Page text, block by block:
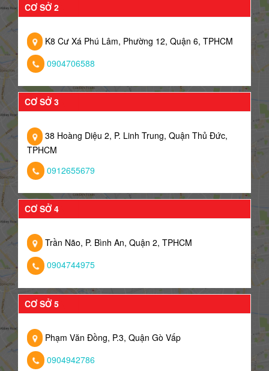
CƠ SỞ 2
K8 Cư Xá Phú Lâm, Phường 12, Quận 6, TPHCM
0904706588
CƠ SỞ 3
38 Hoàng Diệu 2, P. Linh Trung, Quận Thủ Đức,
TPHCM
0912655679
CƠ SỞ 4
Trần Não, P. Bình An, Quận 2, TPHCM
0904744975
CƠ SỞ 5
Phạm Văn Đồng, P.3, Quận Gò Vấp
0904942786